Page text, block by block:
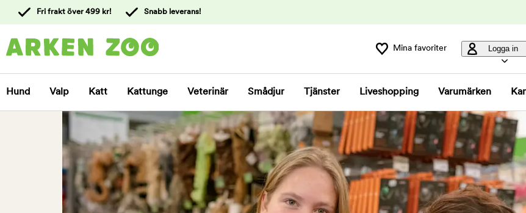
kundtjänst
Fri frakt över 499 kr! Snabb leverans!
Mina favoriter Logga in
Hund Valp Katt Kattunge Veterinär Smådjur Tjänster Liveshopping Varumärken